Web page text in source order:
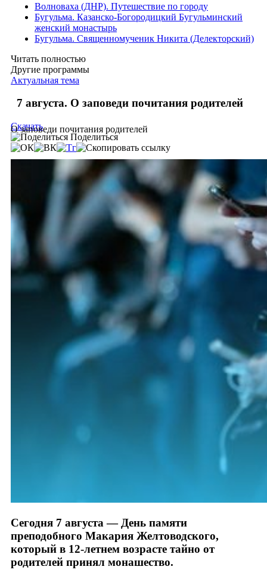
Волноваха (ДНР). Путешествие по городу
Бугульма. Казанско-Богородицкий Бугульминский
женский монастырь
Бугульма. Священномученик Никита (Делекторский)
Читать полностью
Другие программы
Актуальная тема
7 августа. О заповеди почитания родителей
О заповеди почитания родителей
Скачать
Поделиться
Сегодня 7 августа — День памяти
преподобного Макария Желтоводского,
который в 12-летнем возрасте тайно от
родителей принял монашество.